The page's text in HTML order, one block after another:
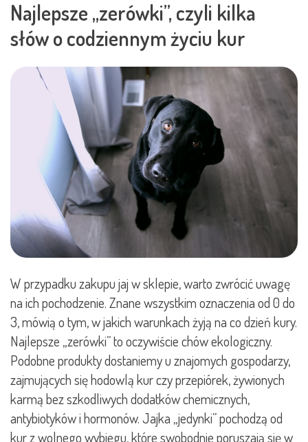
Najlepsze „zerówki”, czyli kilka
słów o codziennym życiu kur
W przypadku zakupu jaj w sklepie, warto zwrócić uwagę
na ich pochodzenie. Znane wszystkim oznaczenia od 0 do
3, mówią o tym, w jakich warunkach żyją na co dzień kury.
Najlepsze „zerówki” to oczywiście chów ekologiczny.
Podobne produkty dostaniemy u znajomych gospodarzy,
zajmujących się hodowlą kur czy przepiórek, żywionych
karmą bez szkodliwych dodatków chemicznych,
antybiotyków i hormonów. Jajka „jedynki” pochodzą od
kur z wolnego wybiegu, które swobodnie poruszają się w